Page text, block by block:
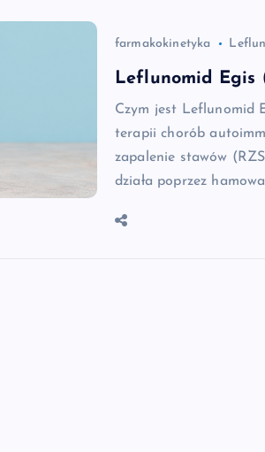
farmakokinetyka
Leflunomid Egis
Czym jest Leflunomid
terapii chorób
zapalenie stawów
działa poprzez